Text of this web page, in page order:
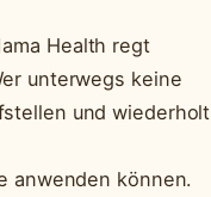
Health regt
unterwegs keine
und wiederholt
anwenden können.